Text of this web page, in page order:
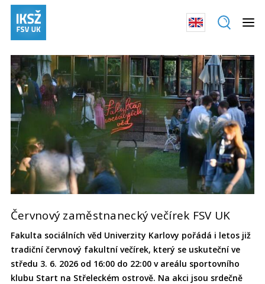
Červnový zaměstnanecký večírek FSV UK
Fakulta sociálních věd Univerzity Karlovy pořádá i letos již
tradiční červnový fakultní večírek, který se uskuteční ve
středu 3. 6. 2026 od 16:00 do 22:00 v areálu sportovního
klubu Start na Střeleckém ostrově. Na akci jsou srdečně